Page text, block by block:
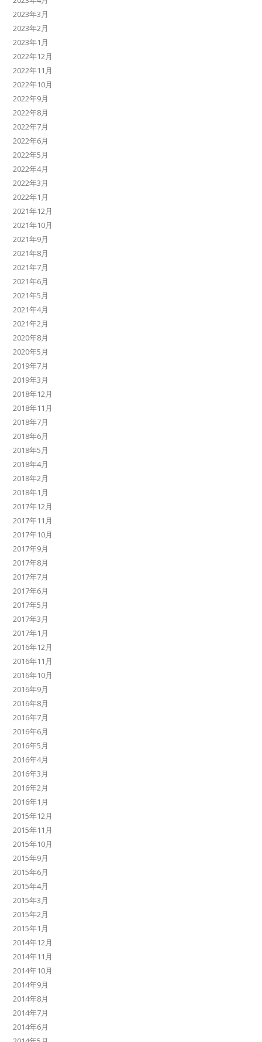
2023年3月
2023年2月
2023年1月
2022年12月
2022年11月
2022年10月
2022年9月
2022年8月
2022年7月
2022年6月
2022年5月
2022年4月
2022年3月
2022年1月
2021年12月
2021年10月
2021年9月
2021年8月
2021年7月
2021年6月
2021年5月
2021年4月
2021年2月
2020年8月
2020年5月
2019年7月
2019年3月
2018年12月
2018年11月
2018年7月
2018年6月
2018年5月
2018年4月
2018年2月
2018年1月
2017年12月
2017年11月
2017年10月
2017年9月
2017年8月
2017年7月
2017年6月
2017年5月
2017年3月
2017年1月
2016年12月
2016年11月
2016年10月
2016年9月
2016年8月
2016年7月
2016年6月
2016年5月
2016年4月
2016年3月
2016年2月
2016年1月
2015年12月
2015年11月
2015年10月
2015年9月
2015年6月
2015年4月
2015年3月
2015年2月
2015年1月
2014年12月
2014年11月
2014年10月
2014年9月
2014年8月
2014年7月
2014年6月